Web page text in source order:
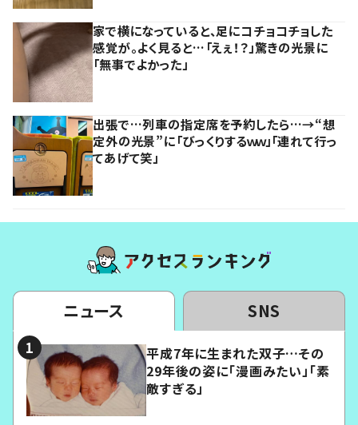
家で横になっていると、足にコチョコチョした
感覚が。よく見ると…「えぇ！？」驚きの光景に
「無事でよかった」
出張で…列車の指定席を予約したら…→“想
定外の光景”に「びっくりするｗｗ」「連れて行っ
てあげて笑」
ニュース SNS
平成7年に生まれた双子…その
29年後の姿に「漫画みたい」「素
敵すぎる」